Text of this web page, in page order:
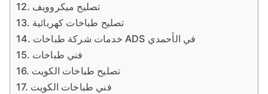
تصليح ميكروويف
تصليح طباخات كهربائية
خدمات شركة طباخات ADS في الأحمدي
فني طباخات
تصليح طباخات الكويت
فني طباخات الكويت